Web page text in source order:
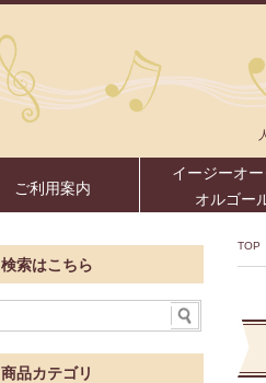
ご利用案内
イージーオ
オルゴー
TOP
検索はこちら
商品カテゴリ